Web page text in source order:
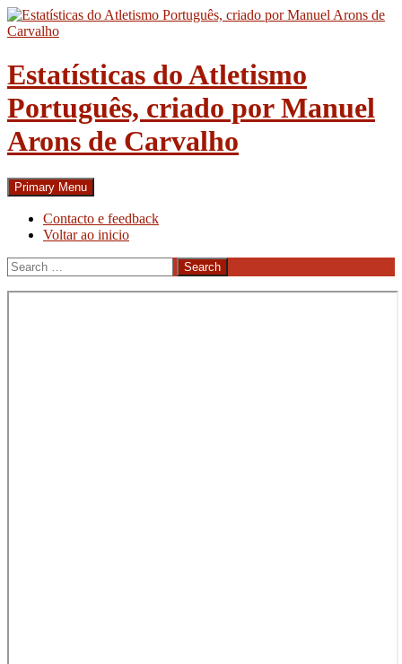
Skip
to
Estatísticas do Atletismo
Português, criado por Manuel
Arons de Carvalho
Search
Primary Menu
Contacto e feedback
Voltar ao inicio
Search
for: